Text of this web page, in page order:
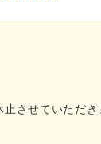
させていただき